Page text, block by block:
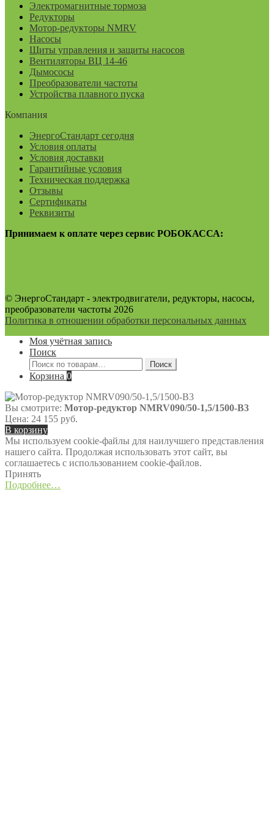
Электромагнитные тормоза
Редукторы
Мотор-редукторы NMRV
Насосы
Щиты управления и защиты насосов
Вентиляторы ВЦ 14-46
Дымососы
Преобразователи частоты
Устройства плавного пуска
Компания
ЭнергоСтандарт сегодня
Условия оплаты
Условия доставки
Гарантийные условия
Техническая поддержка
Отзывы
Сертификаты
Реквизиты
Принимаем к оплате через сервис РОБОКАССА:
© ЭнергоСтандарт - электродвигатели, редукторы, насосы,
преобразователи частоты 2026
Политика в отношении обработки персональных данных
Моя учётная запись
Поиск
Искать:
Поиск
Корзина 0
Вы смотрите: Мотор-редуктор NMRV090/50-1,5/1500-В3
Цена: 24 155 руб.
В корзину
Мы используем cookie-файлы для наилучшего представления
нашего сайта. Продолжая использовать этот сайт, вы
соглашаетесь с использованием cookie-файлов.
Принять
Подробнее…